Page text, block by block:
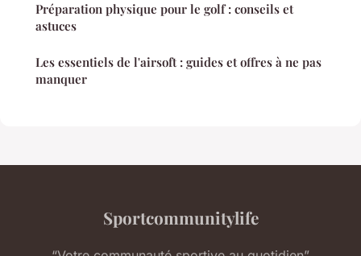
Préparation physique pour le golf : conseils et
astuces
Les essentiels de l'airsoft : guides et offres à ne pas
manquer
Sportcommunitylife